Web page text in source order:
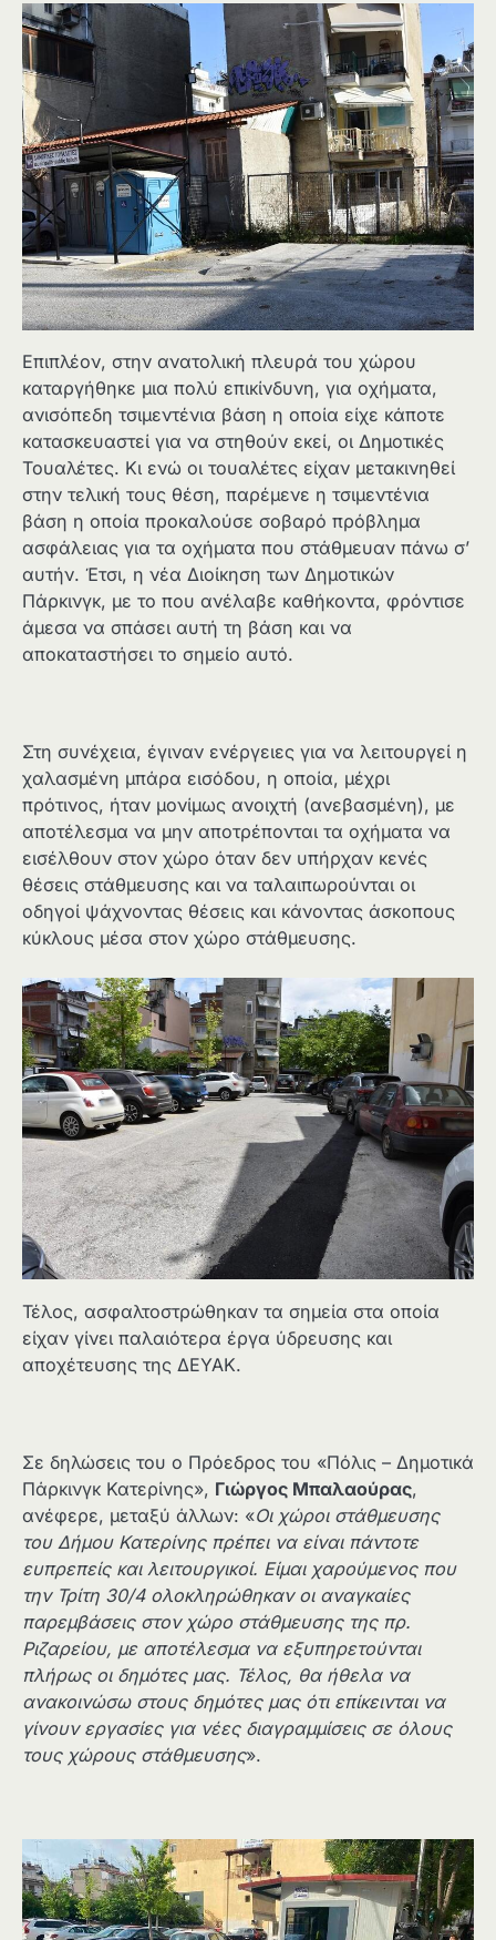
Επιπλέον, στην ανατολική πλευρά του χώρου
καταργήθηκε μια πολύ επικίνδυνη, για οχήματα,
ανισόπεδη τσιμεντένια βάση η οποία είχε κάποτε
κατασκευαστεί για να στηθούν εκεί, οι Δημοτικές
Τουαλέτες. Κι ενώ οι τουαλέτες είχαν μετακινηθεί
στην τελική τους θέση, παρέμενε η τσιμεντένια
βάση η οποία προκαλούσε σοβαρό πρόβλημα
ασφάλειας για τα οχήματα που στάθμευαν πάνω σ’
αυτήν. Έτσι, η νέα Διοίκηση των Δημοτικών
Πάρκινγκ, με το που ανέλαβε καθήκοντα, φρόντισε
άμεσα να σπάσει αυτή τη βάση και να
αποκαταστήσει το σημείο αυτό.
Στη συνέχεια, έγιναν ενέργειες για να λειτουργεί η
χαλασμένη μπάρα εισόδου, η οποία, μέχρι
πρότινος, ήταν μονίμως ανοιχτή (ανεβασμένη), με
αποτέλεσμα να μην αποτρέπονται τα οχήματα να
εισέλθουν στον χώρο όταν δεν υπήρχαν κενές
θέσεις στάθμευσης και να ταλαιπωρούνται οι
οδηγοί ψάχνοντας θέσεις και κάνοντας άσκοπους
κύκλους μέσα στον χώρο στάθμευσης.
Τέλος, ασφαλτοστρώθηκαν τα σημεία στα οποία
είχαν γίνει παλαιότερα έργα ύδρευσης και
αποχέτευσης της ΔΕΥΑΚ.
Σε δηλώσεις του ο Πρόεδρος του «Πόλις – Δημοτικά
Πάρκινγκ Κατερίνης», Γιώργος Μπαλαούρας,
ανέφερε, μεταξύ άλλων: «Οι χώροι στάθμευσης
του Δήμου Κατερίνης πρέπει να είναι πάντοτε
ευπρεπείς και λειτουργικοί. Είμαι χαρούμενος που
την Τρίτη 30/4 ολοκληρώθηκαν οι αναγκαίες
παρεμβάσεις στον χώρο στάθμευσης της πρ.
Ριζαρείου, με αποτέλεσμα να εξυπηρετούνται
πλήρως οι δημότες μας. Τέλος, θα ήθελα να
ανακοινώσω στους δημότες μας ότι επίκεινται να
γίνουν εργασίες για νέες διαγραμμίσεις σε όλους
τους χώρους στάθμευσης».